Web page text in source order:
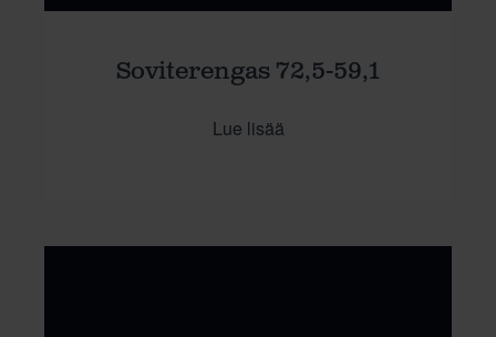
Soviterengas 72,5-59,1
Lue lisää